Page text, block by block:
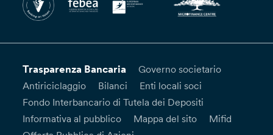
Trasparenza Bancaria
Governo societario
Antiriciclaggio
Bilanci
Enti locali soci
Fondo Interbancario di Tutela dei Depositi
Informativa al pubblico
Mappa del sito
Mifid